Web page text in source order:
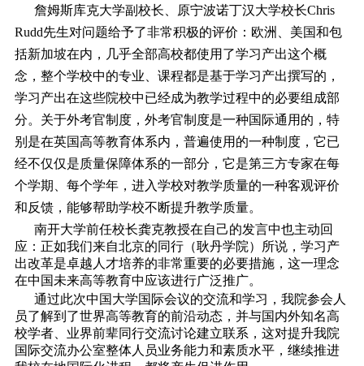
詹姆斯库克大学副校长、原宁波诺丁汉大学校长Chris
Rudd先生对问题给予了非常积极的评价：欧洲、美国和包
括新加坡在内，几乎全部高校都使用了学习产出这个概
念，整个学校中的专业、课程都是基于学习产出撰写的，
学习产出在这些院校中已经成为教学过程中的必要组成部
分。关于外考官制度，外考官制度是一种国际通用的，特
别是在英国高等教育体系内，普遍使用的一种制度，它已
经不仅仅是质量保障体系的一部分，它是第三方专家在每
个学期、每个学年，进入学校对教学质量的一种客观评价
和反馈，能够帮助学校不断提升教学质量。
南开大学前任校长龚克教授在自己的发言中也主动回
应：正如我们来自北京的同行（耿丹学院）所说，学习产
出改革是卓越人才培养的非常重要的必要措施，这一理念
在中国未来高等教育中应该进行广泛推广。
通过此次中国大学国际会议的交流和学习，我院参会人
员了解到了世界高等教育的前沿动态，并与国内外知名高
校学者、业界前辈同行交流讨论建立联系，这对提升我院
国际交流办公室整体人员业务能力和素质水平，继续推进